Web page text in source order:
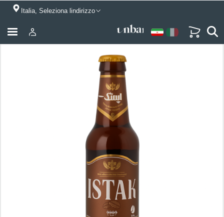
Italia, Seleziona lindirizzo